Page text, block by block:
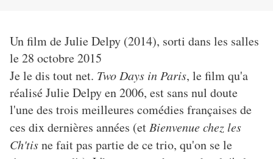
Un film de Julie Delpy (2014), sorti dans les salles
le 28 octobre 2015
Je le dis tout net. Two Days in Paris, le film qu'a
réalisé Julie Delpy en 2006, est sans nul doute
l'une des trois meilleures comédies françaises de
ces dix dernières années (et Bienvenue chez les
Ch'tisne fait pas partie de ce trio, qu'on se le